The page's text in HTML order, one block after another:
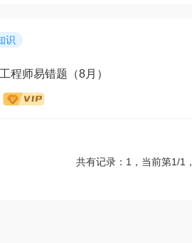
识
程师易错题（8月）
共有记录：1，当前第1/1，